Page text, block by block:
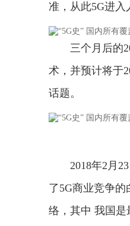
准，从此5G进入
三个月后的
术，并预计将于
话题。
2018年2月
了5G商业竞争
络，其中 我国是